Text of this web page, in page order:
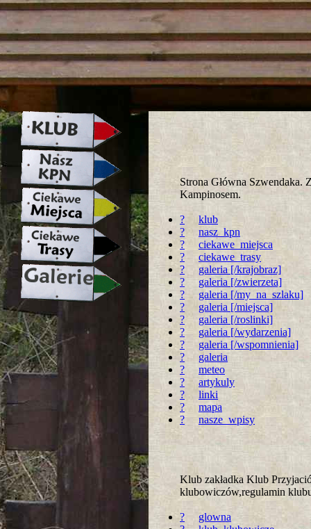
strona w naprawie zapraszamy
Strona Główna Szwendaka.
Kampinosem.
?
klub
?
nasz_kpn
?
ciekawe_miejsca
?
ciekawe_trasy
?
galeria [/krajobraz]
?
galeria [/zwierzeta]
?
galeria [/my_na_szlaku]
?
galeria [/miejsca]
?
galeria [/roslinki]
?
galeria [/wydarzenia]
?
galeria [/wspomnienia]
?
galeria
?
meteo
?
artykuly
?
linki
?
mapa
?
nasze_wpisy
Klub zakładka Klub
klubowiczów,regulamin
?
glowna